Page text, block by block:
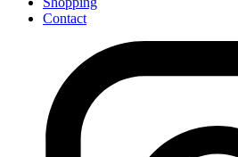
Contact